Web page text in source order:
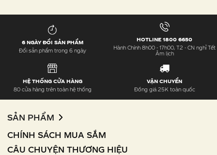
6 NGÀY ĐỔI SẢN PHẨM
Đổi sản phẩm trong 6 ngày
HOTLINE 1800 6650
Hành Chính 8h00 - 17h00, T2 - CN nghỉ Tết
Âm lịch
HỆ THỐNG CỬA HÀNG
80 cửa hàng trên toàn hệ thống
VẬN CHUYỂN
Đồng giá 25K toàn quốc
SẢN PHẨM
CHÍNH SÁCH MUA SẮM
CÂU CHUYỆN THƯƠNG HIỆU